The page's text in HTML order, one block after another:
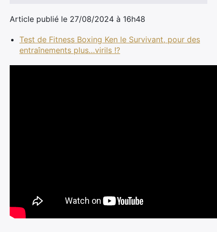
Article publié le 27/08/2024 à 16h48
Test de Fitness Boxing Ken le Survivant, pour des
entraînements plus…virils !?